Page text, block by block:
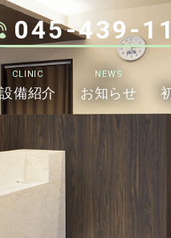
045-439-
CLINIC
設備紹介
NEWS
お知らせ